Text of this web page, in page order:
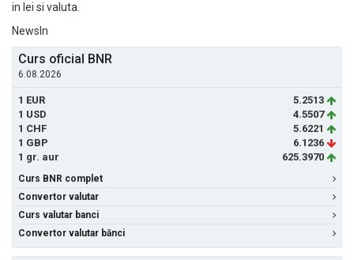
in lei si valuta.
NewsIn
Curs oficial BNR
6.08.2026
1 EUR
5.2513
1 USD
4.5507
1 CHF
5.6221
1 GBP
6.1236
1 gr. aur
625.3970
Curs BNR complet
Convertor valutar
Curs valutar banci
Convertor valutar bănci